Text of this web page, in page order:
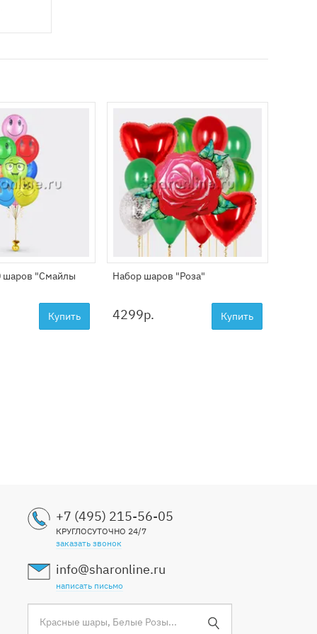
шаров "Смайлы
Купить
Набор шаров "Роза"
4299р. Купить
+7 (495) 215-56-05
КРУГЛОСУТОЧНО 24/7
заказать звонок
info@sharonline.ru
написать письмо